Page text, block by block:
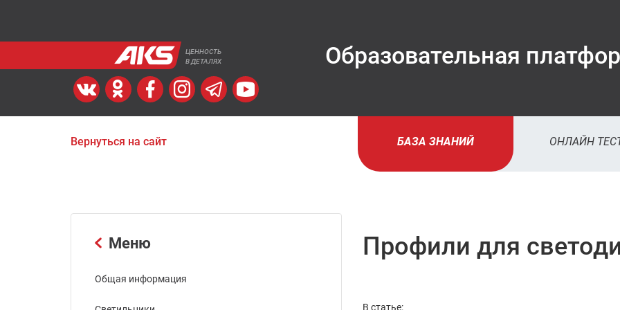
ЦЕННОСТЬ
В ДЕТАЛЯХ
Образовательная
Вернуться на сайт БАЗА ЗНАНИЙ ОНЛАЙН
Меню
Общая информация
Профили для
В статье: